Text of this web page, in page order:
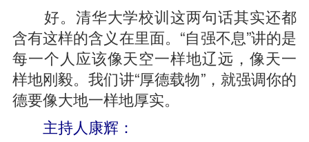
好。清华大学校训这两句话其实还都
含有这样的含义在里面。“自强不息”讲的是
每一个人应该像天空一样地辽远，像天一
样地刚毅。我们讲“厚德载物”，就强调你的
德要像大地一样地厚实。
主持人康辉：